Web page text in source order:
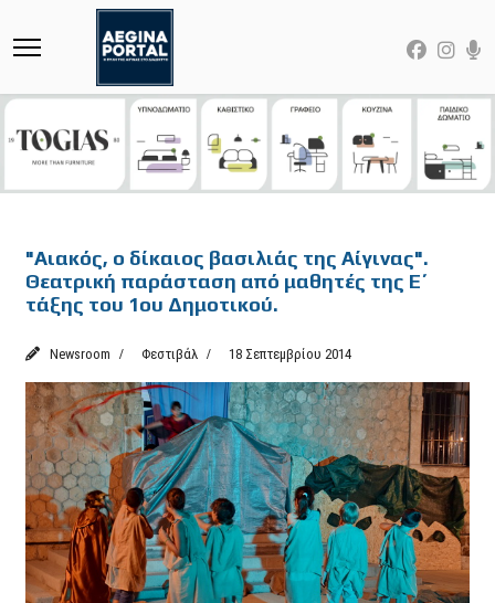
"Αιακός, ο δίκαιος βασιλιάς της Αίγινας".
Θεατρική παράσταση από μαθητές της Ε΄
τάξης του 1ου Δημοτικού.
Newsroom Φεστιβάλ 18 Σεπτεμβρίου 2014